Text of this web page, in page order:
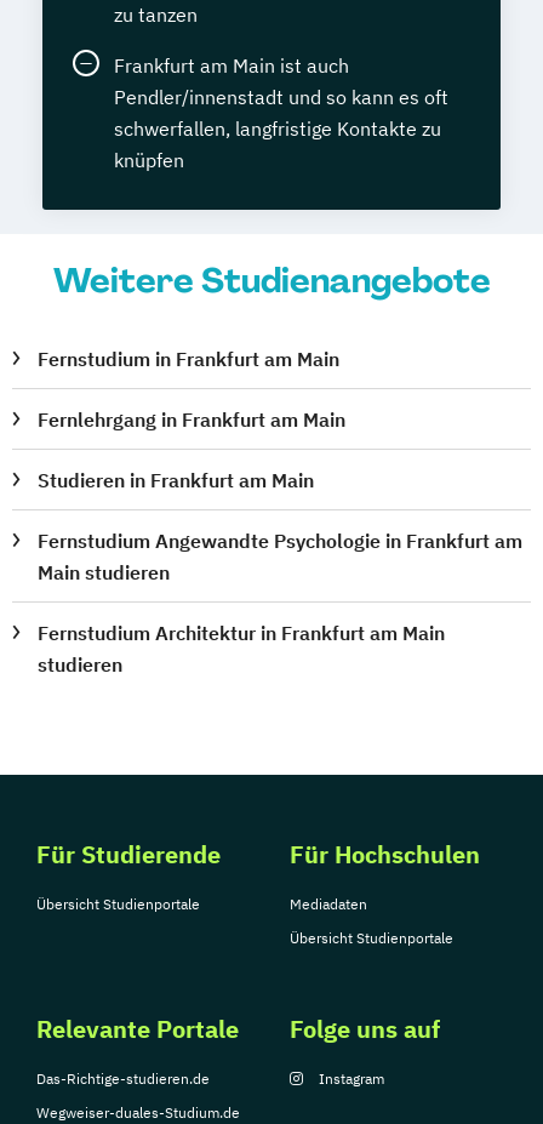
zu tanzen
Frankfurt am Main ist auch
Pendler/innenstadt und so kann es oft
schwerfallen, langfristige Kontakte zu
knüpfen
Weitere Studienangebote
Fernstudium in Frankfurt am Main
Fernlehrgang in Frankfurt am Main
Studieren in Frankfurt am Main
Fernstudium Angewandte Psychologie in Frankfurt am
Main studieren
Fernstudium Architektur in Frankfurt am Main
studieren
Für Studierende
Übersicht Studienportale
Für Hochschulen
Mediadaten
Übersicht Studienportale
Relevante Portale
Das-Richtige-studieren.de
Wegweiser-duales-Studium.de
Folge uns auf
Instagram